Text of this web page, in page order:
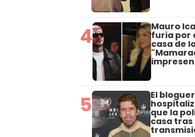
4 Mauro
furia por
casa de
5 El
que la
casa